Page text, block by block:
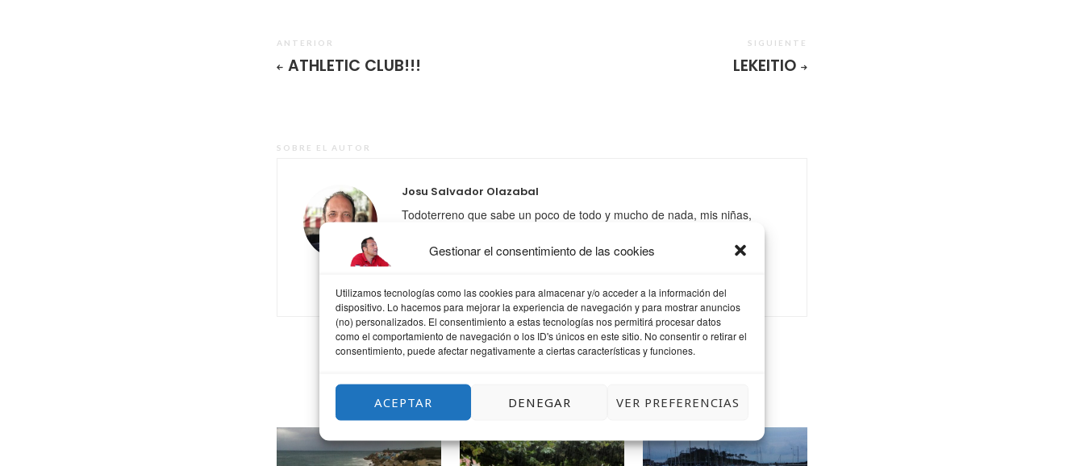
Gestionar el consentimiento de las cookies
Utilizamos tecnologías como las cookies para almacenar y/o acceder a la información del
dispositivo. Lo hacemos para mejorar la experiencia de navegación y para mostrar anuncios
(no) personalizados. El consentimiento a estas tecnologías nos permitirá procesar datos
como el comportamiento de navegación o los ID's únicos en este sitio. No consentir o retirar el
consentimiento, puede afectar negativamente a ciertas características y funciones.
ACEPTAR DENEGAR VER PREFERENCIAS
ANTERIOR
ATHLETIC CLUB!!!
SIGUIENTE
LEKEITIO
SOBRE EL AUTOR
Josu Salvador Olazabal
Todoterreno que sabe un poco de todo y mucho de nada, mis niñas,
descubrimiento, social media lo que me gusta community manager, mi
psicólogo. frases y citas
QUIZÁS TE GUSTE